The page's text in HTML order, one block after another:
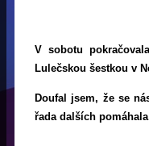
V sobotu
Lulečskou šestkou v
Doufal jsem, že se
řada dalších